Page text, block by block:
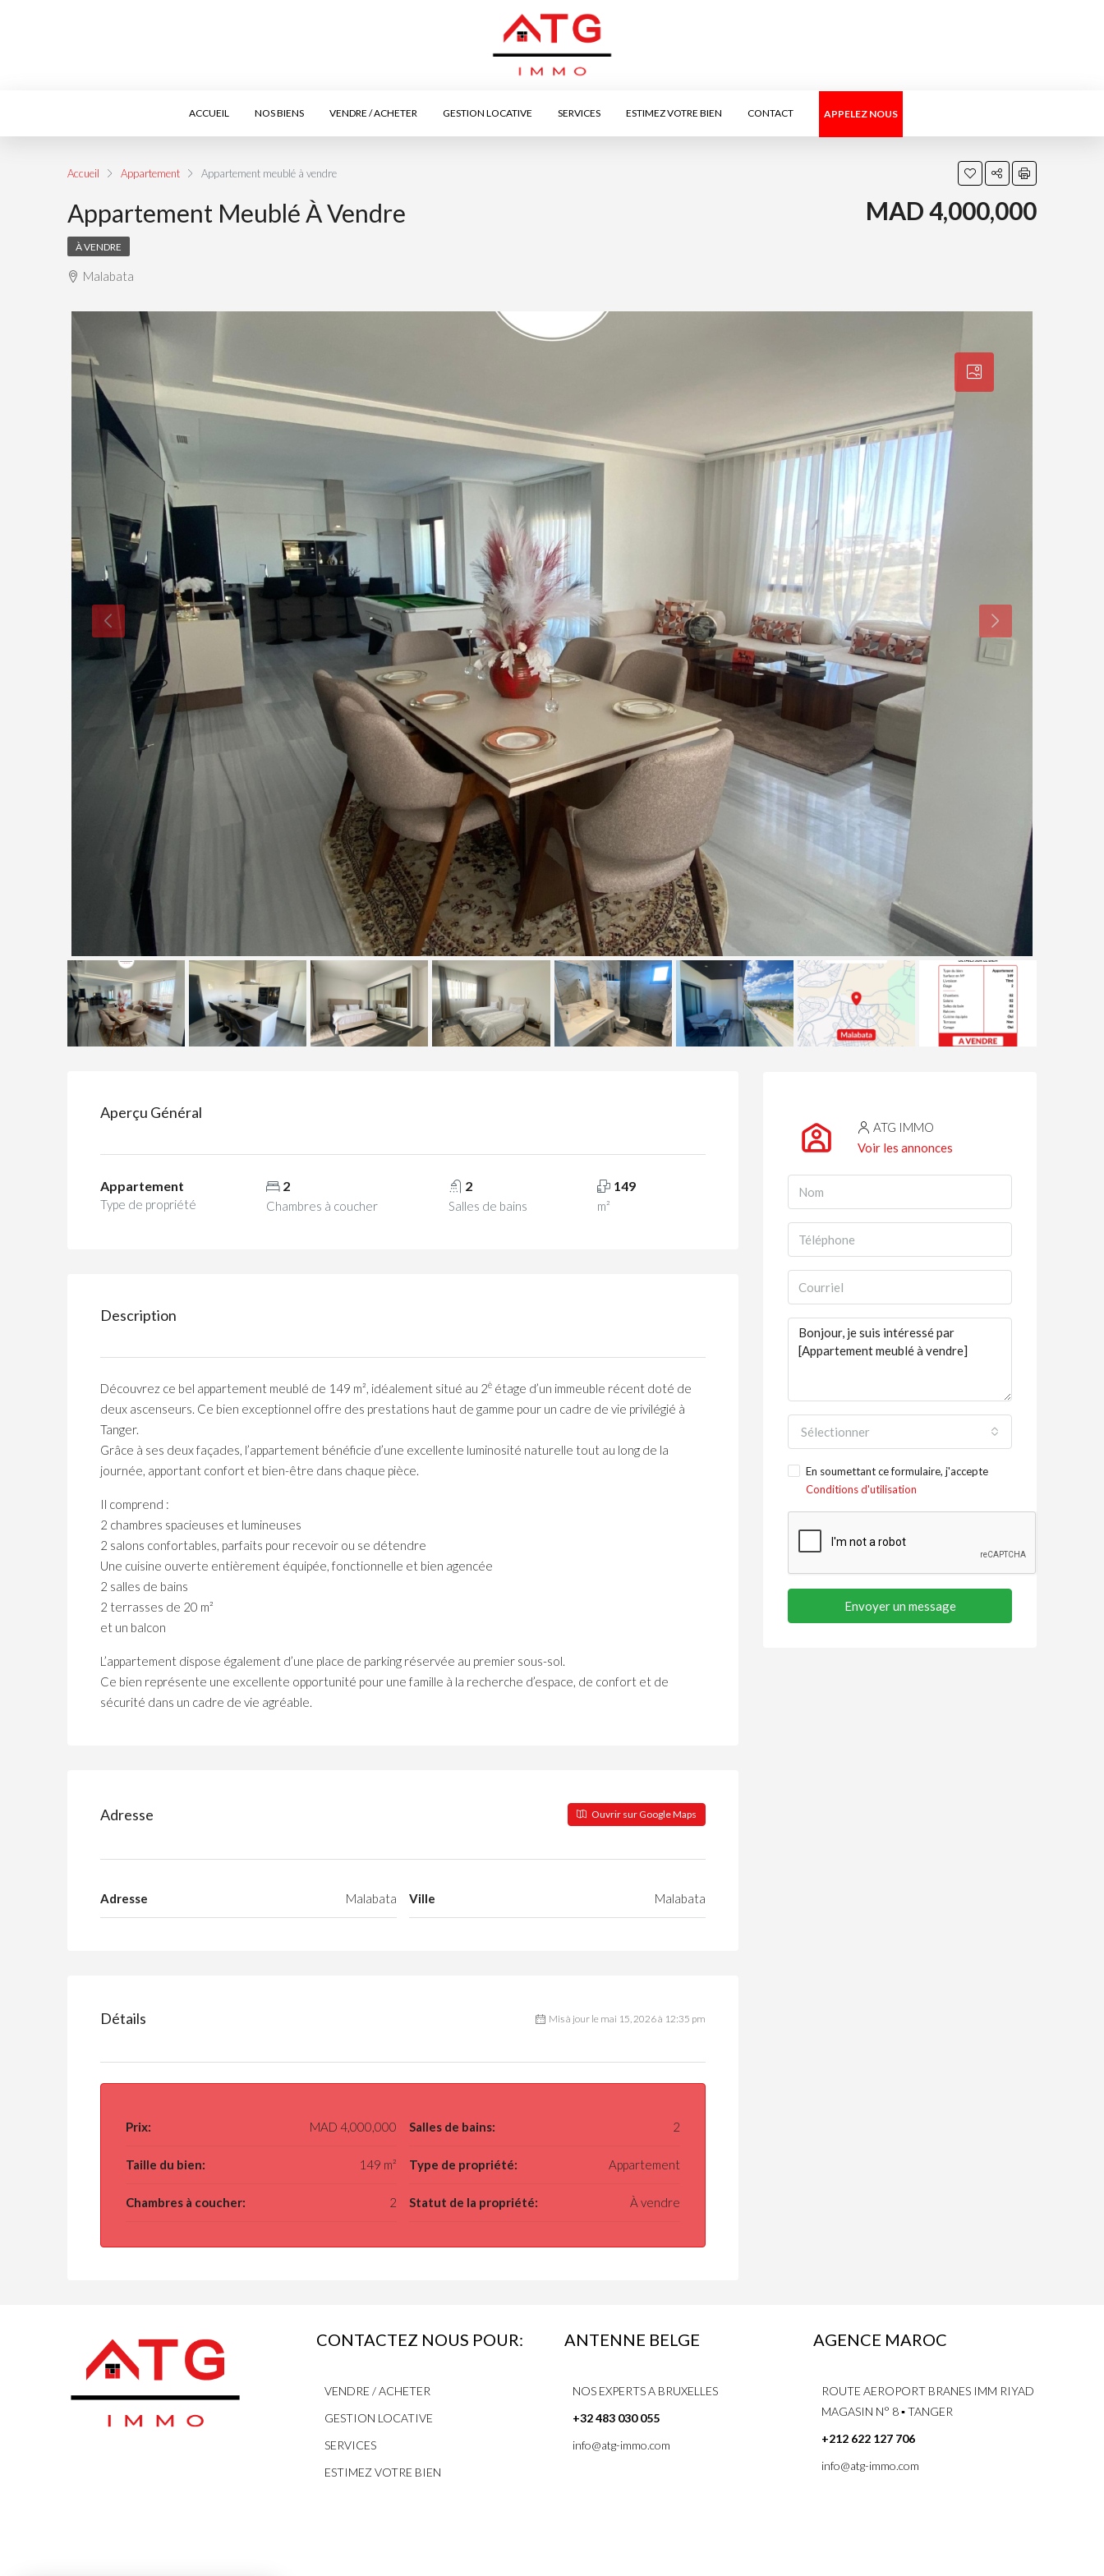
ACCUEIL NOS BIENS VENDRE / ACHETER GESTION LOCATIVE SERVICES ESTIMEZ VOTRE BIEN CONTACT APPELEZ NOUS
Accueil Appartement Appartement meublé à vendre
Appartement Meublé À Vendre MAD 4,000,000
À VENDRE
Malabata
Aperçu Général
Appartement
Type de propriété
2
Chambres à coucher
2
Salles de bains
149
m²
Description
Découvrez ce bel appartement meublé de 149 m², idéalement situé au 2è étage d’un immeuble récent doté de
deux ascenseurs. Ce bien exceptionnel offre des prestations haut de gamme pour un cadre de vie privilégié à
Tanger.
Grâce à ses deux façades, l’appartement bénéficie d’une excellente luminosité naturelle tout au long de la
journée, apportant confort et bien-être dans chaque pièce.
Il comprend :
2 chambres spacieuses et lumineuses
2 salons confortables, parfaits pour recevoir ou se détendre
Une cuisine ouverte entièrement équipée, fonctionnelle et bien agencée
2 salles de bains
2 terrasses de 20 m²
et un balcon
L’appartement dispose également d’une place de parking réservée au premier sous-sol.
Ce bien représente une excellente opportunité pour une famille à la recherche d’espace, de confort et de
sécurité dans un cadre de vie agréable.
Adresse Ouvrir sur Google Maps
Adresse Malabata Ville Malabata
Détails Mis à jour le mai 15, 2026 à 12:35 pm
Prix: MAD 4,000,000
Taille du bien: 149 m²
Chambres à coucher: 2
Salles de bains: 2
Type de propriété: Appartement
Statut de la propriété: À vendre
ATG IMMO
Voir les annonces
Sélectionner
En soumettant ce formulaire, j'accepte
Conditions d'utilisation
Envoyer un message
CONTACTEZ NOUS POUR:
VENDRE / ACHETER
GESTION LOCATIVE
SERVICES
ESTIMEZ VOTRE BIEN
ANTENNE BELGE
NOS EXPERTS A BRUXELLES
+32 483 030 055
info@atg-immo.com
AGENCE MAROC
ROUTE AEROPORT BRANES IMM RIYAD
MAGASIN N° 8 ▪ TANGER
+212 622 127 706
info@atg-immo.com